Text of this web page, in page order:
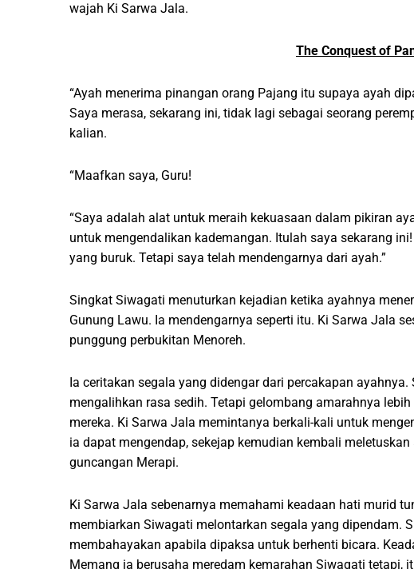
wajah Ki Sarwa Jala.
The Conquest of
“Ayah menerima pinangan orang Pajang itu supaya ayah
Saya merasa, sekarang ini, tidak lagi sebagai seorang
kalian.
“Maafkan saya, Guru!
“Saya adalah alat untuk meraih kekuasaan dalam pikiran
untuk mengendalikan kademangan. Itulah saya sekarang
yang buruk. Tetapi saya telah mendengarnya dari ayah.”
Singkat Siwagati menuturkan kejadian ketika ayahnya
Gunung Lawu. Ia mendengarnya seperti itu. Ki Sarwa Jala
punggung perbukitan Menoreh.
Ia ceritakan segala yang didengar dari percakapan
mengalihkan rasa sedih. Tetapi gelombang amarahnya
mereka. Ki Sarwa Jala memintanya berkali-kali untuk
ia dapat mengendap, sekejap kemudian kembali
guncangan Merapi.
Ki Sarwa Jala sebenarnya memahami keadaan hati murid
membiarkan Siwagati melontarkan segala yang dipendam.
membahayakan apabila dipaksa untuk berhenti bicara.
Memang ia berusaha meredam kemarahan Siwagati tetapi,